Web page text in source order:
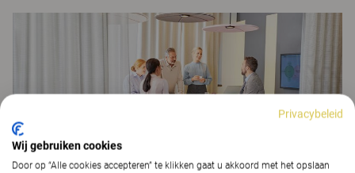
Privacybeleid
Wij gebruiken cookies
Door op “Alle cookies accepteren” te klikken gaat u akkoord met het opslaan